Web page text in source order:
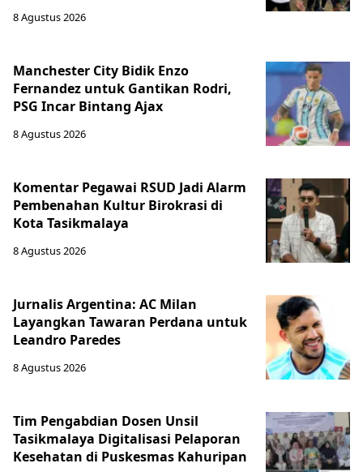
8 Agustus 2026
Manchester City Bidik Enzo
Fernandez untuk Gantikan Rodri,
PSG Incar Bintang Ajax
8 Agustus 2026
Komentar Pegawai RSUD Jadi Alarm
Pembenahan Kultur Birokrasi di
Kota Tasikmalaya
8 Agustus 2026
Jurnalis Argentina: AC Milan
Layangkan Tawaran Perdana untuk
Leandro Paredes
8 Agustus 2026
Tim Pengabdian Dosen Unsil
Tasikmalaya Digitalisasi Pelaporan
Kesehatan di Puskesmas Kahuripan